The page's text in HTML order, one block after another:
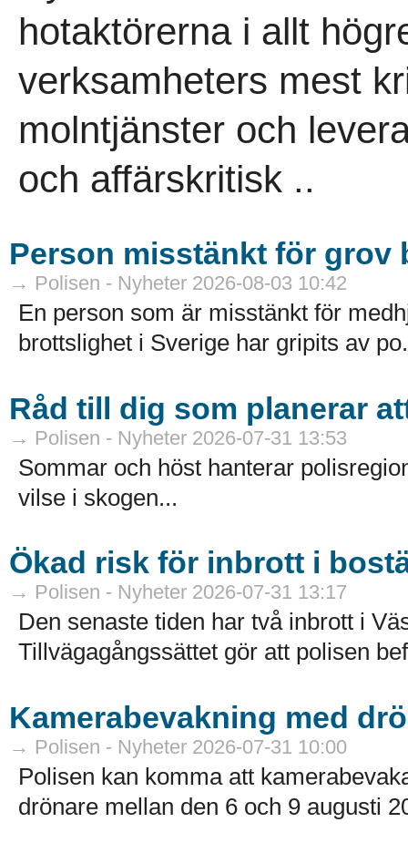
hotaktörerna i allt
verksamheters mest
molntjänster och
och affärskritisk ..
Person misstänkt för grov
→ Polisen - Nyheter 2026-08-03 10:42
En person som är misstänkt för
brottslighet i Sverige har gripits av
Råd till dig som planerar
→ Polisen - Nyheter 2026-07-31 13:53
Sommar och höst hanterar
vilse i skogen...
Ökad risk för inbrott i
→ Polisen - Nyheter 2026-07-31 13:17
Den senaste tiden har två inbrott i
Tillvägagångssättet gör att polisen
Kamerabevakning med
→ Polisen - Nyheter 2026-07-31 10:00
Polisen kan komma att
drönare mellan den 6 och 9 augusti